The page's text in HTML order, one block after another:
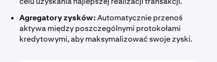
Agregatory zysków:Automatycznie przenoś
aktywa między poszczególnymi protokołami
kredytowymi, aby maksymalizować swoje zyski.